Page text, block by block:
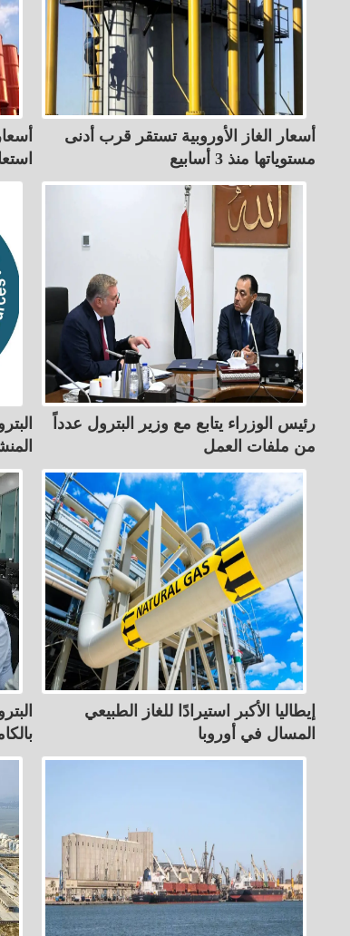
أسعار الغاز الأوروبية تستقر قرب أدنى
مستوياتها منذ 3 أسابيع
رئيس الوزراء يتابع مع وزير البترول عدداً
من ملفات العمل
إيطاليا الأكبر استيرادًا للغاز الطبيعي
المسال في أوروبا